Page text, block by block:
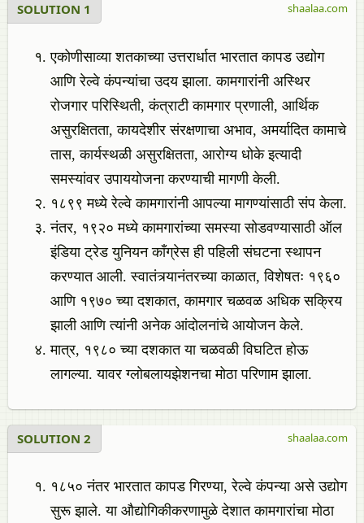
SOLUTION 1
एकोणीसाव्या शतकाच्या उत्तरार्धात भारतात कापड उद्योग
आणि रेल्वे कंपन्यांचा उदय झाला. कामगारांनी अस्थिर
रोजगार परिस्थिती, कंत्राटी कामगार प्रणाली, आर्थिक
असुरक्षितता, कायदेशीर संरक्षणाचा अभाव, अमर्यादित कामाचे
तास, कार्यस्थळी असुरक्षितता, आरोग्य धोके इत्यादी
समस्यांवर उपाययोजना करण्याची मागणी केली.
१८९९ मध्ये रेल्वे कामगारांनी आपल्या मागण्यांसाठी संप केला.
नंतर, १९२० मध्ये कामगारांच्या समस्या सोडवण्यासाठी ऑल
इंडिया ट्रेड युनियन काँग्रेस ही पहिली संघटना स्थापन
करण्यात आली. स्वातंत्र्यानंतरच्या काळात, विशेषतः १९६०
आणि १९७० च्या दशकात, कामगार चळवळ अधिक सक्रिय
झाली आणि त्यांनी अनेक आंदोलनांचे आयोजन केले.
मात्र, १९८० च्या दशकात या चळवळी विघटित होऊ
लागल्या. यावर ग्लोबलायझेशनचा मोठा परिणाम झाला.
shaalaa.com
SOLUTION 2
१८५० नंतर भारतात कापड गिरण्या, रेल्वे कंपन्या असे उद्योग
सुरू झाले. या औद्योगिकीकरणामुळे देशात कामगारांचा मोठा
shaalaa.com